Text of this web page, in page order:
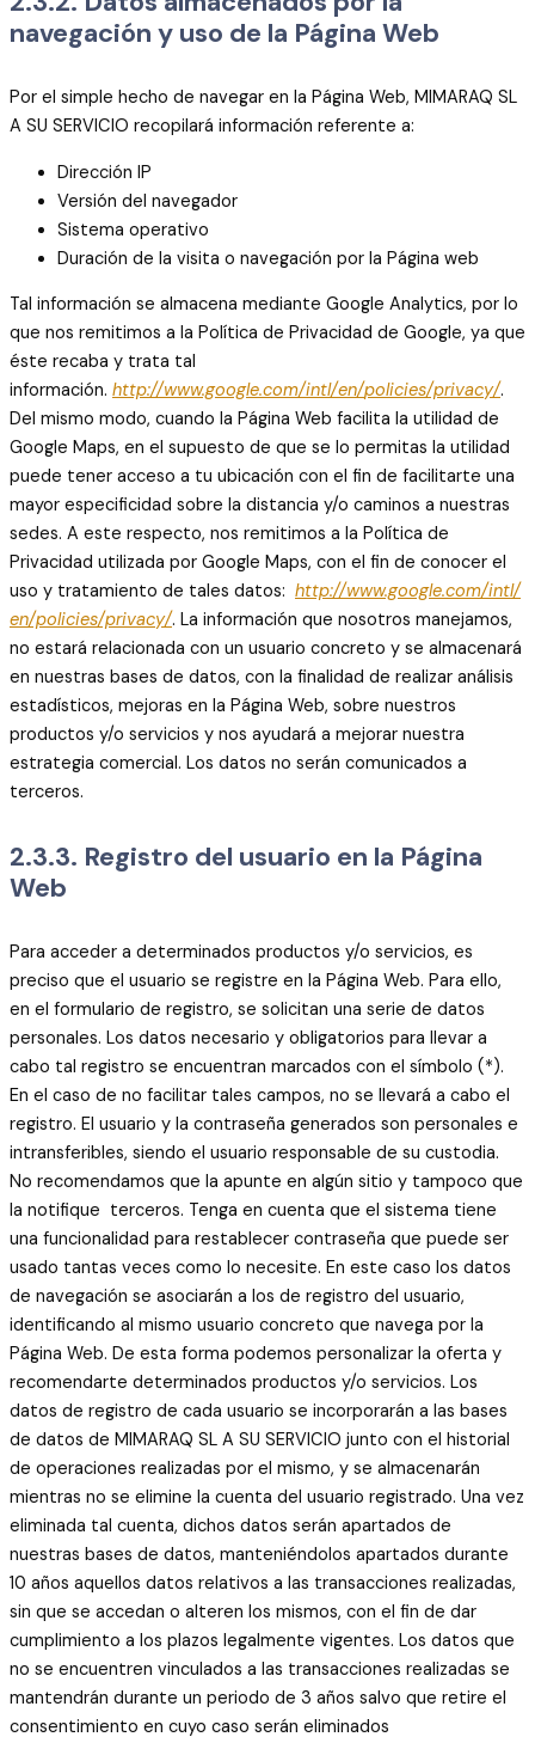
navegación y uso de la Página Web
Por el simple hecho de navegar en la Página Web, MIMARAQ SL
A SU SERVICIO recopilará información referente a:
Dirección IP
Versión del navegador
Sistema operativo
Duración de la visita o navegación por la Página web
Tal información se almacena mediante Google Analytics, por lo
que nos remitimos a la Política de Privacidad de Google, ya que
éste recaba y trata tal
información. http://www.google.com/intl/en/policies/privacy/.
Del mismo modo, cuando la Página Web facilita la utilidad de
Google Maps, en el supuesto de que se lo permitas la utilidad
puede tener acceso a tu ubicación con el fin de facilitarte una
mayor especificidad sobre la distancia y/o caminos a nuestras
sedes. A este respecto, nos remitimos a la Política de
Privacidad utilizada por Google Maps, con el fin de conocer el
uso y tratamiento de tales datos: http://www.google.com/intl/
en/policies/privacy/. La información que nosotros manejamos,
no estará relacionada con un usuario concreto y se almacenará
en nuestras bases de datos, con la finalidad de realizar análisis
estadísticos, mejoras en la Página Web, sobre nuestros
productos y/o servicios y nos ayudará a mejorar nuestra
estrategia comercial. Los datos no serán comunicados a
terceros.
2.3.3. Registro del usuario en la Página
Web
Para acceder a determinados productos y/o servicios, es
preciso que el usuario se registre en la Página Web. Para ello,
en el formulario de registro, se solicitan una serie de datos
personales. Los datos necesario y obligatorios para llevar a
cabo tal registro se encuentran marcados con el símbolo (*).
En el caso de no facilitar tales campos, no se llevará a cabo el
registro. El usuario y la contraseña generados son personales e
intransferibles, siendo el usuario responsable de su custodia.
No recomendamos que la apunte en algún sitio y tampoco que
la notifique terceros. Tenga en cuenta que el sistema tiene
una funcionalidad para restablecer contraseña que puede ser
usado tantas veces como lo necesite. En este caso los datos
de navegación se asociarán a los de registro del usuario,
identificando al mismo usuario concreto que navega por la
Página Web. De esta forma podemos personalizar la oferta y
recomendarte determinados productos y/o servicios. Los
datos de registro de cada usuario se incorporarán a las bases
de datos de MIMARAQ SL A SU SERVICIO junto con el historial
de operaciones realizadas por el mismo, y se almacenarán
mientras no se elimine la cuenta del usuario registrado. Una vez
eliminada tal cuenta, dichos datos serán apartados de
nuestras bases de datos, manteniéndolos apartados durante
10 años aquellos datos relativos a las transacciones realizadas,
sin que se accedan o alteren los mismos, con el fin de dar
cumplimiento a los plazos legalmente vigentes. Los datos que
no se encuentren vinculados a las transacciones realizadas se
mantendrán durante un periodo de 3 años salvo que retire el
consentimiento en cuyo caso serán eliminados